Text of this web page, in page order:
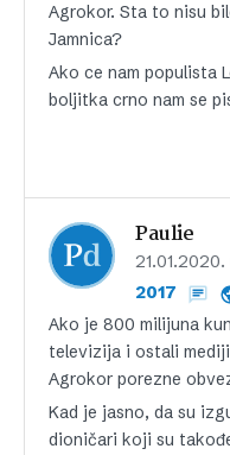
Agrokor. Sta to nisu
Jamnica?
Ako ce nam populista
boljitka crno nam se
Paulie
21.01.2020.
2017
Ako je 800 milijuna
televizija i ostali
Agrokor porezne
Kad je jasno, da su
dioničari koji su